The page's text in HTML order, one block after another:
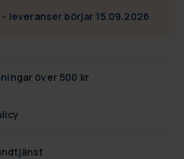
leveranser börjar 15.09.2026
över 500 kr